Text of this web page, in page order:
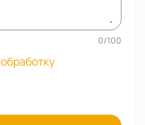
0/100
обработку